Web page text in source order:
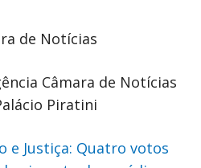
de Notícias
Câmara de Notícias
Piratini
e Justiça: Quatro votos